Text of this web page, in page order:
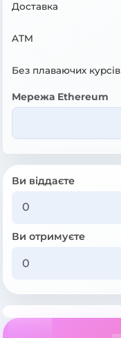
Доставка
ATM
Без плаваючих курсів
Мережа Ethereum
Ви віддаєте
Ви отримуєте